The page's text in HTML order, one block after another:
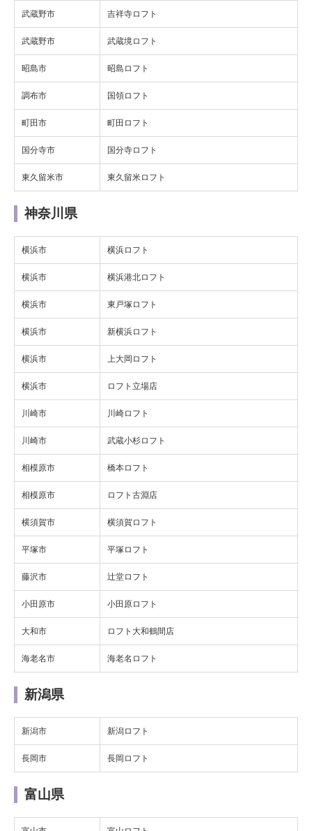
武蔵野市 吉祥寺ロフト
武蔵野市 武蔵境ロフト
昭島市 昭島ロフト
調布市 国領ロフト
町田市 町田ロフト
国分寺市 国分寺ロフト
東久留米市 東久留米ロフト
神奈川県
横浜市 横浜ロフト
横浜市 横浜港北ロフト
横浜市 東戸塚ロフト
横浜市 新横浜ロフト
横浜市 上大岡ロフト
横浜市 ロフト立場店
川崎市 川崎ロフト
川崎市 武蔵小杉ロフト
相模原市 橋本ロフト
相模原市 ロフト古淵店
横須賀市 横須賀ロフト
平塚市 平塚ロフト
藤沢市 辻堂ロフト
小田原市 小田原ロフト
大和市 ロフト大和鶴間店
海老名市 海老名ロフト
新潟県
新潟市 新潟ロフト
長岡市 長岡ロフト
富山県